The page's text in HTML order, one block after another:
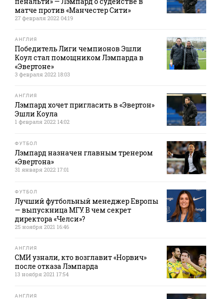
матче против «Манчестер Сити»
27 февраля 2022 04:19
АНГЛИЯ
Победитель Лиги чемпионов Эшли
Коул стал помощником Лэмпарда в
«Эвертоне»
3 февраля 2022 18:03
АНГЛИЯ
Лэмпард хочет пригласить в «Эвертон»
Эшли Коула
1 февраля 2022 14:02
ФУТБОЛ
Лэмпард назначен главным тренером
«Эвертона»
31 января 2022 17:01
ФУТБОЛ
Лучший футбольный менеджер Европы
— выпускница МГУ. В чем секрет
директора «Челси»?
25 ноября 2021 16:46
АНГЛИЯ
СМИ узнали, кто возглавит «Норвич»
после отказа Лэмпарда
13 ноября 2021 17:54
АНГЛИЯ